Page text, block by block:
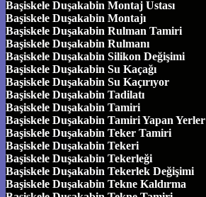
Başiskele Duşakabin Montaj Ustası
Başiskele Duşakabin Montajı
Başiskele Duşakabin Rulman Tamiri
Başiskele Duşakabin Rulmanı
Başiskele Duşakabin Silikon Değişimi
Başiskele Duşakabin Su Kaçağı
Başiskele Duşakabin Su Kaçırıyor
Başiskele Duşakabin Tadilatı
Başiskele Duşakabin Tamiri
Başiskele Duşakabin Tamiri Yapan Yerler
Başiskele Duşakabin Teker Tamiri
Başiskele Duşakabin Tekeri
Başiskele Duşakabin Tekerleği
Başiskele Duşakabin Tekerlek Değişimi
Başiskele Duşakabin Tekne Kaldırma